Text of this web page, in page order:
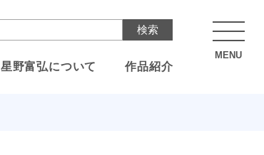
星野富弘について 作品紹介
MENU